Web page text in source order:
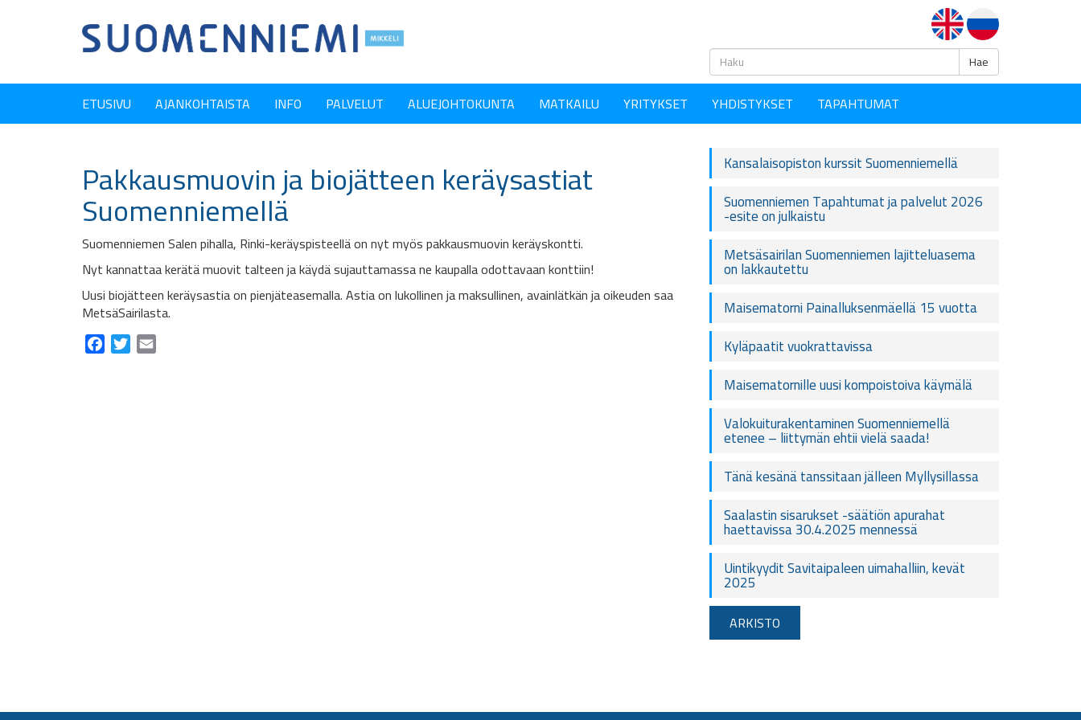
Haku
Hae
ETUSIVU AJANKOHTAISTA INFO PALVELUT ALUEJOHTOKUNTA MATKAILU YRITYKSET YHDISTYKSET TAPAHTUMAT
Pakkausmuovin ja biojätteen keräysastiat
Suomenniemellä
Suomenniemen Salen pihalla, Rinki-keräyspisteellä on nyt myös pakkausmuovin keräyskontti.
Nyt kannattaa kerätä muovit talteen ja käydä sujauttamassa ne kaupalla odottavaan konttiin!
Uusi biojätteen keräysastia on pienjäteasemalla. Astia on lukollinen ja maksullinen, avainlätkän ja oikeuden saa
MetsäSairilasta.
Facebook
Twitter
Kansalaisopiston kurssit Suomenniemellä
Suomenniemen Tapahtumat ja palvelut 2026
-esite on julkaistu
Metsäsairilan Suomenniemen lajitteluasema
on lakkautettu
Maisematorni Painalluksenmäellä 15 vuotta
Kyläpaatit vuokrattavissa
Maisematornille uusi kompoistoiva käymälä
Valokuiturakentaminen Suomenniemellä
etenee – liittymän ehtii vielä saada!
Tänä kesänä tanssitaan jälleen Myllysillassa
Saalastin sisarukset -säätiön apurahat
haettavissa 30.4.2025 mennessä
Uintikyydit Savitaipaleen uimahalliin, kevät
2025
ARKISTO